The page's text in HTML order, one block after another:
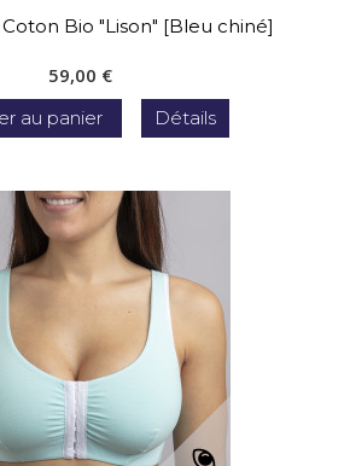
Bio "Lison" [Bleu chiné]
59,00 €
au panier Détails